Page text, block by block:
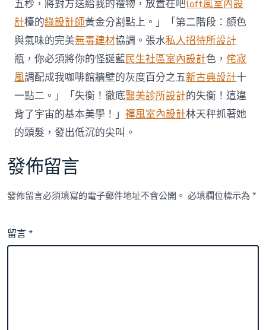
五秒，將對方送給我的禮物，放置在吧loft風室內設
計檯的綠設計師黃金分割點上。」「第二階段：顏色
與氣味的完美無毒建材協調。張水私人招待所設計
瓶，你必須將你的怪誕藍民生社區室內設計色，侘寂
風調配成我咖啡館牆壁的灰度百分之五新古典設計十
一點二。」「失衡！徹底醫美診所設計的失衡！這違
背了宇宙的基本美學！」禪風室內設計林天秤抓著她
的頭髮，發出低沉的尖叫。
發佈留言
發佈留言必須填寫的電子郵件地址不會公開。 必填欄位標示為*
留言*